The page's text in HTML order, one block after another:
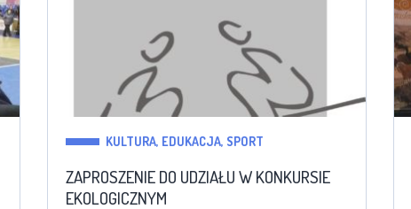
KULTURA, EDUKACJA, SPORT
ZAPROSZENIE DO UDZIAŁU W KONKURSIE
EKOLOGICZNYM